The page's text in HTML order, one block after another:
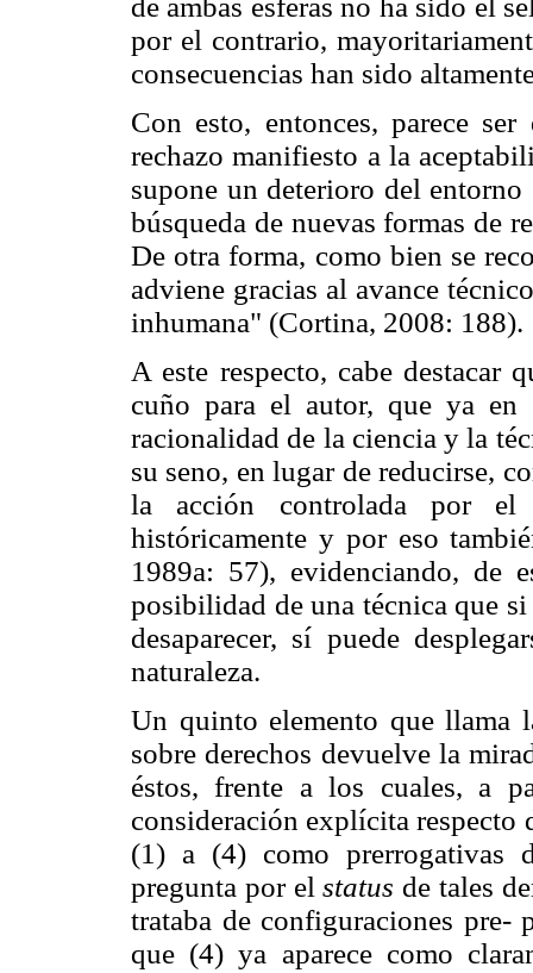
por el contrario,
consecuencias han sido
Con esto, entonces, parece
rechazo manifiesto a la
supone un deterioro del
búsqueda de nuevas formas de
De otra forma, como bien se
adviene gracias al avance
inhumana" (Cortina, 2008: 188).
A este respecto, cabe destacar
cuño para el autor, que ya en
racionalidad de la ciencia y la
su seno, en lugar de reducirse,
la acción controlada por
históricamente y por eso
1989a: 57), evidenciando, de
posibilidad de una técnica que
desaparecer, sí puede
naturaleza.
Un quinto elemento que llama
sobre derechos devuelve la
éstos, frente a los cuales, a
consideración explícita respecto
(1) a (4) como prerrogativas
pregunta por elstatus de tales
trataba de configuraciones pre-
que (4) ya aparece como